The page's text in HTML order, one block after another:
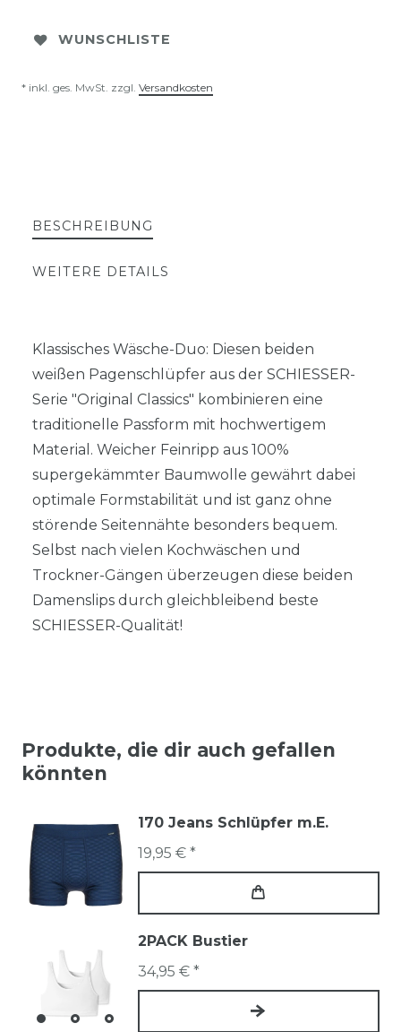
WUNSCHLISTE
* inkl. ges. MwSt. zzgl. Versandkosten
BESCHREIBUNG
WEITERE DETAILS
Klassisches Wäsche-Duo: Diesen beiden
weißen Pagenschlüpfer aus der SCHIESSER-
Serie "Original Classics" kombinieren eine
traditionelle Passform mit hochwertigem
Material. Weicher Feinripp aus 100%
supergekämmter Baumwolle gewährt dabei
optimale Formstabilität und ist ganz ohne
störende Seitennähte besonders bequem.
Selbst nach vielen Kochwäschen und
Trockner-Gängen überzeugen diese beiden
Damenslips durch gleichbleibend beste
SCHIESSER-Qualität!
Produkte, die dir auch gefallen
könnten
170 Jeans Schlüpfer m.E.
19,95 € *
2PACK Bustier
34,95 € *